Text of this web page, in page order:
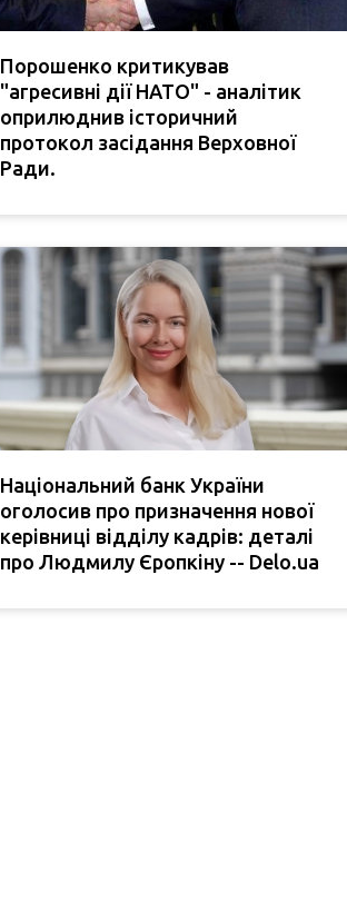
Порошенко критикував
"агресивні дії НАТО" - аналітик
оприлюднив історичний
протокол засідання Верховної
Ради.
Національний банк України
оголосив про призначення нової
керівниці відділу кадрів: деталі
про Людмилу Єропкіну -- Delo.ua